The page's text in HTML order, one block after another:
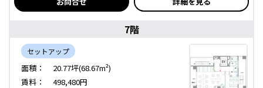
7階
セットアップ
面積：
20.77坪(68.67m²)
賃料：
498,480円